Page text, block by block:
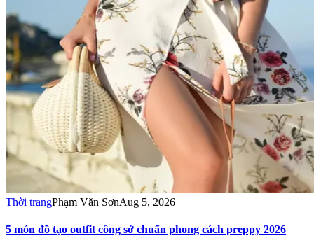
Thời trangPhạm Văn SơnAug 5, 2026
5 món đồ tạo outfit công sở chuẩn phong cách preppy 2026